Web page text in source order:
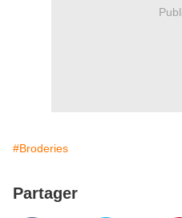
#Broderies
Partager